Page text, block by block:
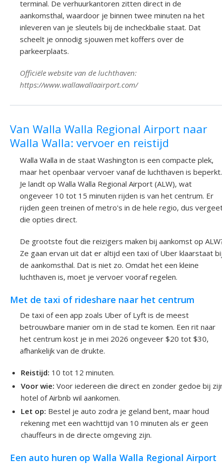
terminal. De verhuurkantoren zitten direct in de
aankomsthal, waardoor je binnen twee minuten na het
inleveren van je sleutels bij de incheckbalie staat. Dat
scheelt je onnodig sjouwen met koffers over de
parkeerplaats.
Officiële website van de luchthaven:
https://www.wallawallaairport.com/
Van Walla Walla Regional Airport naar
Walla Walla: vervoer en reistijd
Walla Walla in de staat Washington is een compacte plek,
maar het openbaar vervoer vanaf de luchthaven is beperkt.
Je landt op Walla Walla Regional Airport (ALW), wat
ongeveer 10 tot 15 minuten rijden is van het centrum. Er
rijden geen treinen of metro's in de hele regio, dus
die opties direct.
De grootste fout die reizigers maken bij aankomst op
Ze gaan ervan uit dat er altijd een taxi of Uber klaarstaat
de aankomsthal. Dat is niet zo. Omdat het een kleine
luchthaven is, moet je vervoer vooraf regelen.
Met de taxi of rideshare naar het centrum
De taxi of een app zoals Uber of Lyft is de meest
betrouwbare manier om in de stad te komen. Een rit naar
het centrum kost je in mei 2026 ongeveer $20 tot $30,
afhankelijk van de drukte.
Reistijd: 10 tot 12 minuten.
Voor wie: Voor iedereen die direct en zonder gedoe bij
hotel of Airbnb wil aankomen.
Let op: Bestel je auto zodra je geland bent, maar houd
rekening met een wachttijd van 10 minuten als er geen
chauffeurs in de directe omgeving zijn.
Een auto huren op Walla Walla Regional Airport